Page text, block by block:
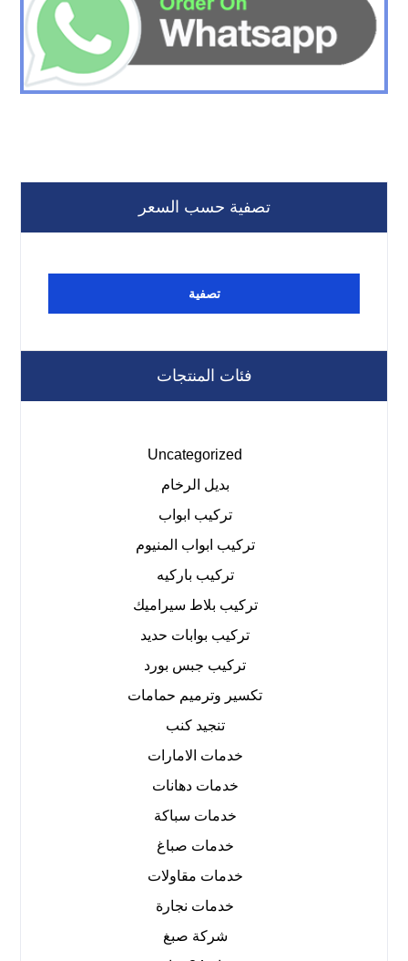
تصفية حسب السعر
تصفية
فئات المنتجات
Uncategorized
بديل الرخام
تركيب ابواب
تركيب ابواب المنيوم
تركيب باركيه
تركيب بلاط سيراميك
تركيب بوابات حديد
تركيب جبس بورد
تكسير وترميم حمامات
تنجيد كنب
خدمات الامارات
خدمات دهانات
خدمات سباكة
خدمات صباغ
خدمات مقاولات
خدمات نجارة
شركة صبغ